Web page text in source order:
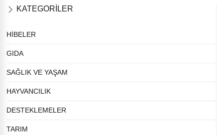
KATEGORİLER
HİBELER
GIDA
SAĞLIK VE YAŞAM
HAYVANCILIK
DESTEKLEMELER
TARIM